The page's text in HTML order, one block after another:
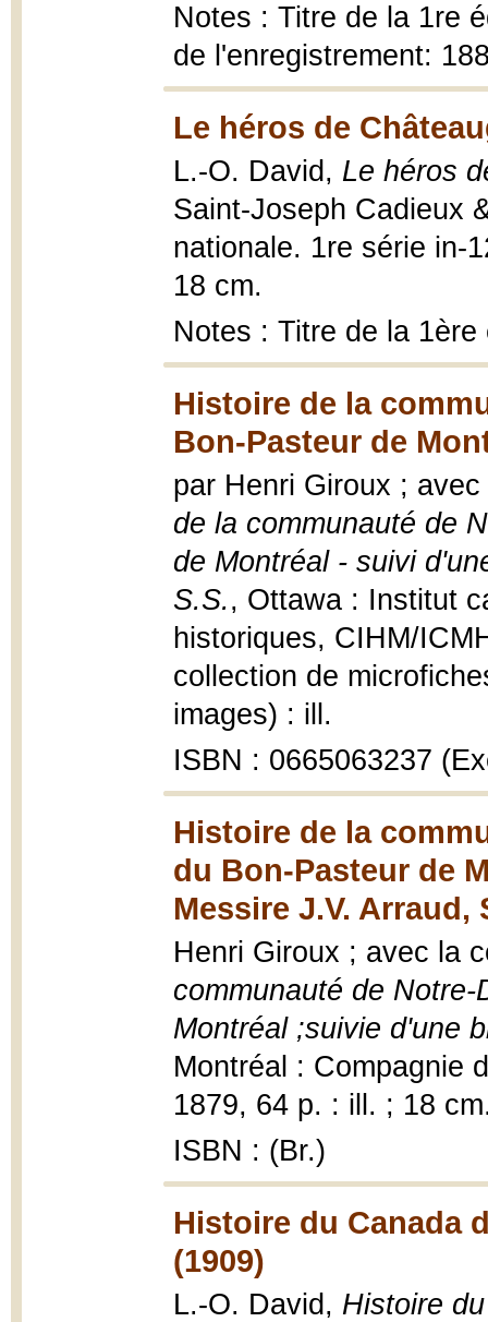
Notes : Titre de la 1re
de l'enregistrement:
Le héros de
L.-O. David, Le héros
Saint-Joseph Cadieux
nationale. 1re série in-
18 cm.
Notes : Titre de la
Histoire de la
Bon-Pasteur de
par Henri Giroux ;
de la communauté de
de Montréal - suivi
S.S. , Ottawa : Institut
historiques, CIHM/
collection de
images) : ill.
ISBN : 0665063237
Histoire de la
du Bon-Pasteur de
Messire J.V. Arraud,
Henri Giroux ; avec la
communauté de
Montréal ;suivie d'une
Montréal : Compagnie
1879, 64 p. : ill. ; 18
ISBN : (Br.)
Histoire du Canada
(1909)
L.-O. David, Histoire